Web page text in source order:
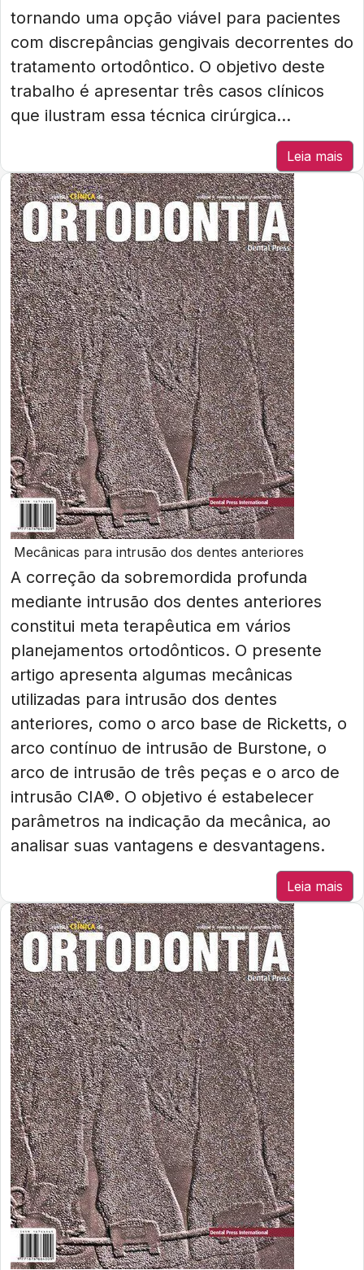
tornando uma opção viável para pacientes
com discrepâncias gengivais decorrentes do
tratamento ortodôntico. O objetivo deste
trabalho é apresentar três casos clínicos
que ilustram essa técnica cirúrgica...
Leia mais
Mecânicas para intrusão dos dentes anteriores
A correção da sobremordida profunda
mediante intrusão dos dentes anteriores
constitui meta terapêutica em vários
planejamentos ortodônticos. O presente
artigo apresenta algumas mecânicas
utilizadas para intrusão dos dentes
anteriores, como o arco base de Ricketts, o
arco contínuo de intrusão de Burstone, o
arco de intrusão de três peças e o arco de
intrusão CIA®. O objetivo é estabelecer
parâmetros na indicação da mecânica, ao
analisar suas vantagens e desvantagens.
Leia mais